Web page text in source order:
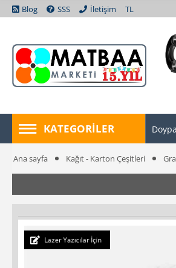
Blog SSS İletişim TL
KATEGORILER
Ana sayfa Kağıt - Karton Çeşitleri
Lazer Yazıcılar İçin